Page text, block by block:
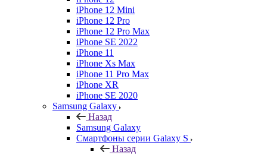
iPhone 12 Mini
iPhone 12 Pro
iPhone 12 Pro Max
iPhone SE 2022
iPhone 11
iPhone Xs Max
iPhone 11 Pro Max
iPhone XR
iPhone SE 2020
Samsung Galaxy
Назад
Samsung Galaxy
Смартфоны серии Galaxy S
Назад